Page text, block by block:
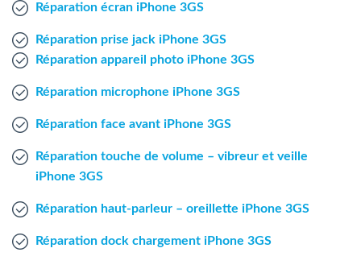
Réparation écran iPhone 3GS
Réparation prise jack iPhone 3GS
Réparation appareil photo iPhone 3GS
Réparation microphone iPhone 3GS
Réparation face avant iPhone 3GS
Réparation touche de volume – vibreur et veille
iPhone 3GS
Réparation haut-parleur – oreillette iPhone 3GS
Réparation dock chargement iPhone 3GS